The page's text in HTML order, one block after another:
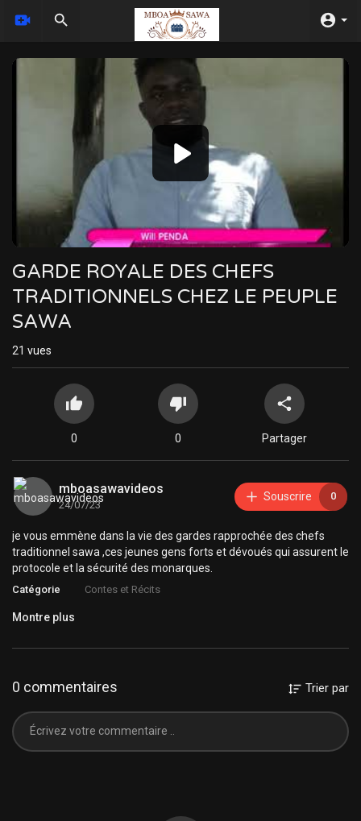
Video
GARDE ROYALE DES CHEFS
TRADITIONNELS CHEZ LE PEUPLE
SAWA
21 vues
0 0 Partager
mboasawavideos
24/07/23
Souscrire 0
je vous emmène dans la vie des gardes rapprochée des chefs
traditionnel sawa ,ces jeunes gens forts et dévoués qui assurent le
protocole et la sécurité des monarques.
Catégorie Contes et Récits
Montre plus
0 commentaires Trier par